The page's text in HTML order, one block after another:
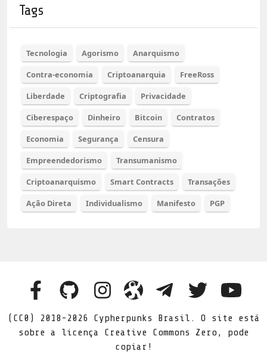
Tags
Tecnologia Agorismo
Anarquismo
Contra-economia
Criptoanarquia
FreeRoss
Liberdade
Criptografia
Privacidade
Ciberespaço
Dinheiro Bitcoin
Contratos
Economia
Segurança
Censura
Empreendedorismo
Transumanismo
Criptoanarquismo
Smart Contracts
Transações
Ação Direta
Individualismo Manifesto PGP
(CC0) 2018-2026 Cypherpunks Brasil. O site está
sobre a licença Creative Commons Zero, pode
copiar!